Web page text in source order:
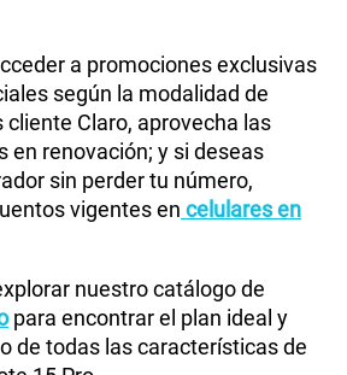
a promociones exclusivas
según la modalidad de
cliente Claro, aprovecha las
en renovación; y si deseas
sin perder tu número,
vigentes en celulares en
nuestro catálogo de
para encontrar el plan ideal y
de todas las características de